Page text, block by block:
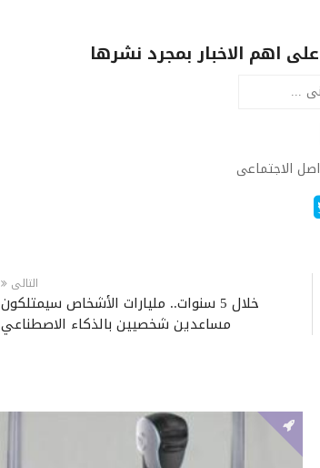
اهم الاخبار بمجرد نشرها
الاجتماعى
التالى
خلال 5 سنوات.. مليارات الأشخاص سيمتلكون
مساعدين شخصيين بالذكاء الاصطناعي